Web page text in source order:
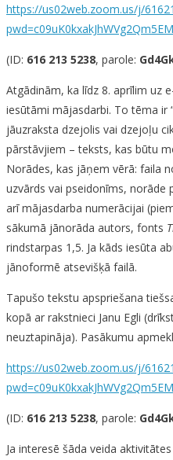
https://us02web.zoom.us/j/
(ID: 616 213 5238, parole:
Atgādinām, ka līdz 8. aprīlim uz
iesūtāmi mājasdarbi. To tēma ir
jāuzraksta dzejolis vai dzejoļu
pārstāvjiem – teksts, kas būtu
Norādes, kas jāņem vērā: faila
uzvārds vai pseidonīms, norāde
arī mājasdarba numerācijai
sākumā jānorāda autors, fonts
rindstarpas 1,5. Ja kāds iesūta
jānoformē atsevišķā failā.
Tapušo tekstu apspriešana
kopā ar rakstnieci Janu Egli
neuztapināja). Pasākumu
https://us02web.zoom.us/j/
(ID: 616 213 5238, parole:
Ja interesē šāda veida